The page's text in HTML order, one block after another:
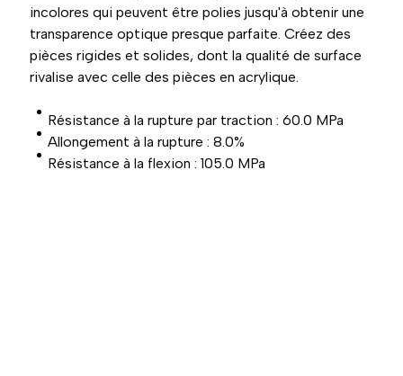
incolores qui peuvent être polies jusqu'à obtenir une
transparence optique presque parfaite. Créez des
pièces rigides et solides, dont la qualité de surface
rivalise avec celle des pièces en acrylique.
Résistance à la rupture par traction : 60.0 MPa
Allongement à la rupture : 8.0%
Résistance à la flexion : 105.0 MPa